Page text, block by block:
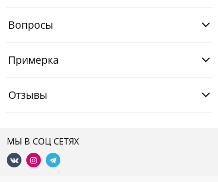
Вопросы
Примерка
Отзывы
МЫ В СОЦ СЕТЯХ